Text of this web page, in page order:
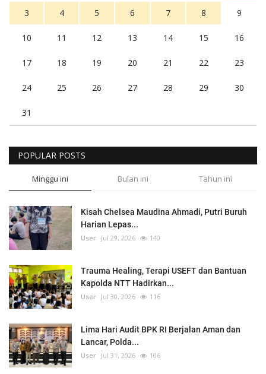
3 4 5 6 7 8 9
10 11 12 13 14 15 16
17 18 19 20 21 22 23
24 25 26 27 28 29 30
31
POPULAR POSTS
Minggu ini Bulan ini Tahun ini
Kisah Chelsea Maudina Ahmadi, Putri Buruh
Harian Lepas...
User Jul 29, 2026 140
Trauma Healing, Terapi USEFT dan Bantuan
Kapolda NTT Hadirkan...
User Jul 30, 2026 116
Lima Hari Audit BPK RI Berjalan Aman dan
Lancar, Polda...
User Jul 31, 2026 106